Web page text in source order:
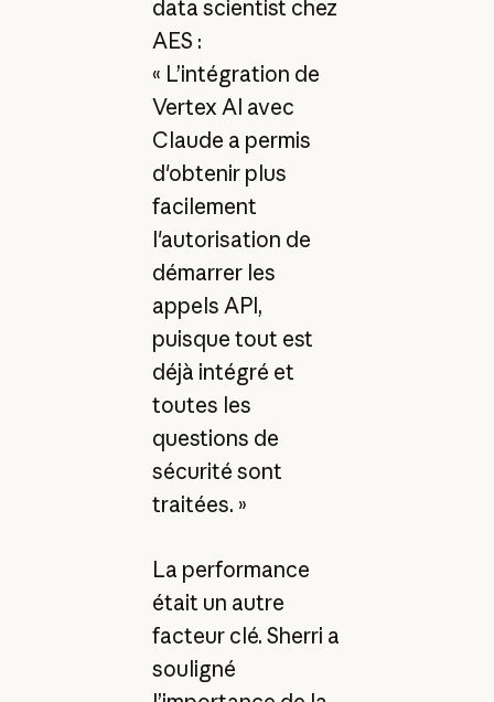
data scientist chez
AES :
« L’intégration de
Vertex AI avec
Claude a permis
d'obtenir plus
facilement
l'autorisation de
démarrer les
appels API,
puisque tout est
déjà intégré et
toutes les
questions de
sécurité sont
traitées. »
La performance
était un autre
facteur clé. Sherri a
souligné